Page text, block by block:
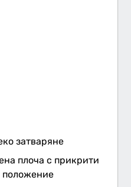
затваряне
плоча с прикрити
положение